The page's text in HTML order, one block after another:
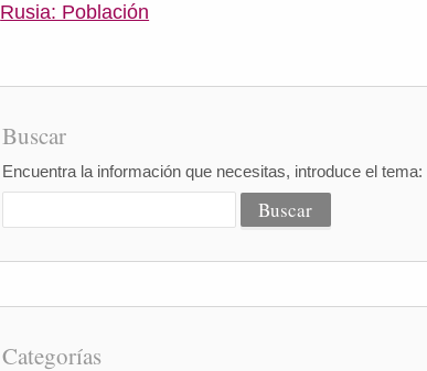
Rusia: Población
Buscar
Encuentra la información que necesitas, introduce el tema:
Categorías